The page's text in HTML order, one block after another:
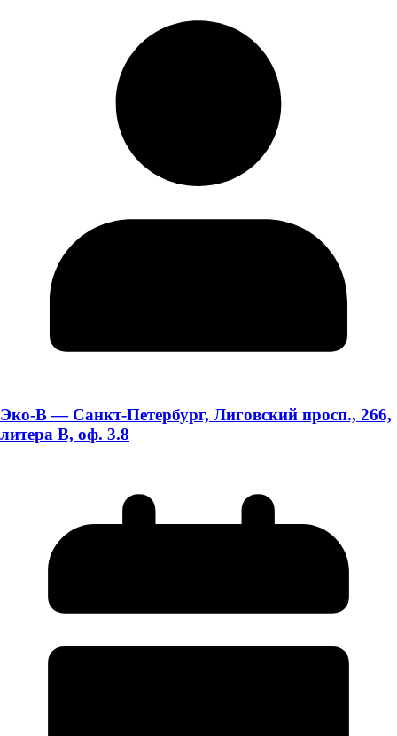
Эко-В — Санкт-Петербург, Лиговский просп., 266,
литера В, оф. 3.8